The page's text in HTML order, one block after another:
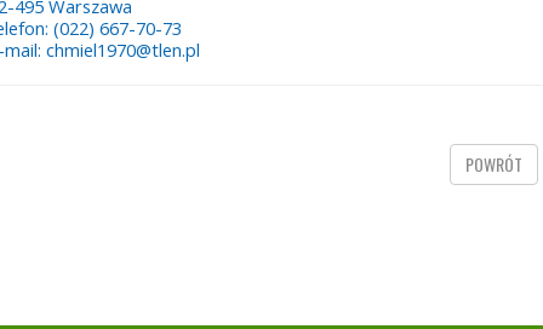
495 Warszawa
(022) 667-70-73
chmiel1970@tlen.pl
POWRÓT